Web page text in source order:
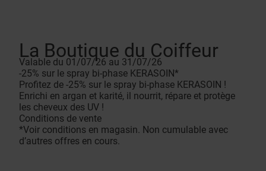
La Boutique du Coiffeur
Valable du 01/07/26 au 31/07/26
-25% sur le spray bi-phase KERASOIN*
Profitez de -25% sur le spray bi-phase KERASOIN !
Enrichi en argan et karité, il nourrit, répare et protège
les cheveux des UV !
Conditions de vente
*Voir conditions en magasin. Non cumulable avec
d’autres offres en cours.